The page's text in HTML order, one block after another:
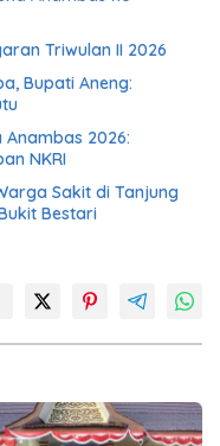
Triwulan II 2026
Bupati Aneng:
2026:
NKRI
Sakit di Tanjung
Bestari